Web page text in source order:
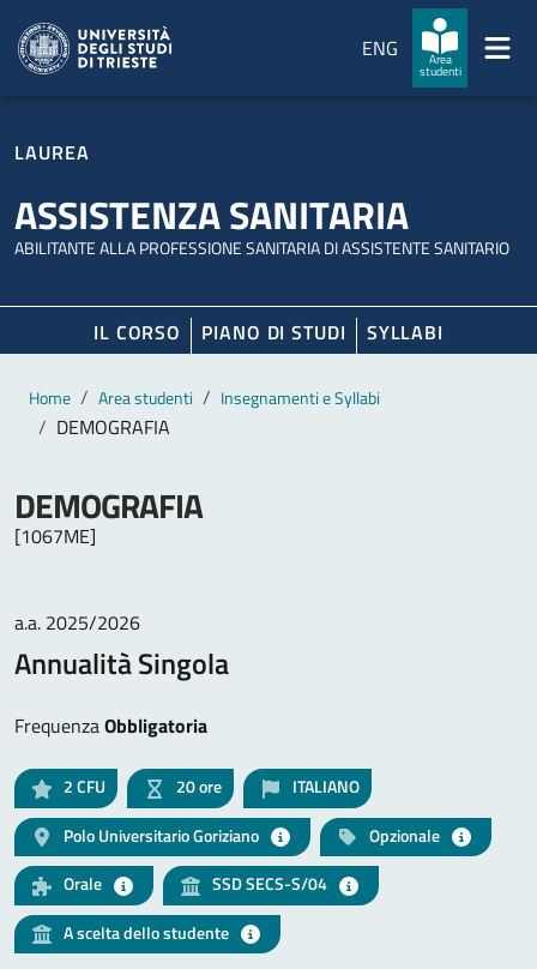
ENG
Area
studenti
LAUREA
ASSISTENZA SANITARIA
ABILITANTE ALLA PROFESSIONE SANITARIA DI ASSISTENTE SANITARIO
IL CORSO PIANO DI STUDI SYLLABI
Contenuto principale
Breadcrumb
Home Area studenti Insegnamenti e Syllabi
DEMOGRAFIA
DEMOGRAFIA
[1067ME]
a.a. 2025/2026
Annualità Singola
FrequenzaObbligatoria
2CFU 20 ore
ITALIANO
Polo Universitario Goriziano
Opzionale
Orale
SSD SECS-S/04
A scelta dello studente